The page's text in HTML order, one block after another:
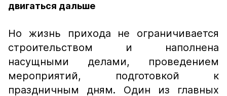
двигаться дальше
Но жизнь прихода не ограничивается
строительством и наполнена
насущными делами, проведением
мероприятий, подготовкой к
праздничным дням. Один из главных